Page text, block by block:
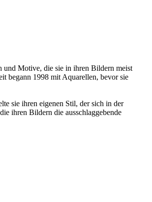
und Motive, die sie in ihren Bildern meist
begann 1998 mit Aquarellen, bevor sie
sie ihren eigenen Stil, der sich in der
ihren Bildern die ausschlaggebende